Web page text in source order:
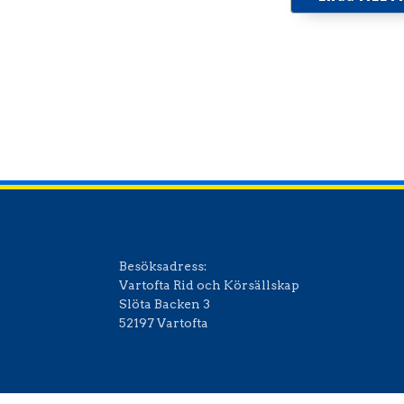
Besöksadress:
Vartofta Rid och Körsällskap
Slöta Backen 3
52197 Vartofta